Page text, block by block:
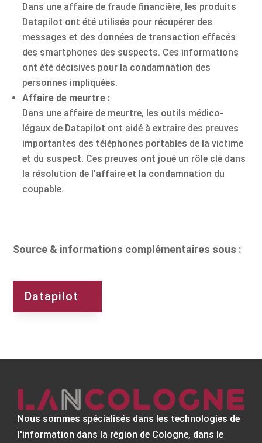
Dans une affaire de fraude financière, les produits
Datapilot ont été utilisés pour récupérer des
messages et des données de transaction effacés
des smartphones des suspects. Ces informations
ont été décisives pour la condamnation des
personnes impliquées.
Affaire de meurtre :
Dans une affaire de meurtre, les outils médico-
légaux de Datapilot ont aidé à extraire des preuves
importantes des téléphones portables de la victime
et du suspect. Ces preuves ont joué un rôle clé dans
la résolution de l'affaire et la condamnation du
coupable.
Source & informations complémentaires sous :
Datapilot
Nous sommes spécialisés dans les technologies de
l'information dans la région de Cologne, dans le